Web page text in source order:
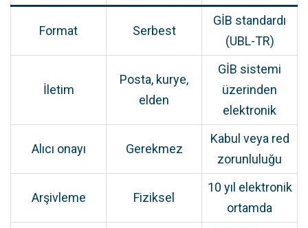
Format Serbest
GİB standardı
(UBL-TR)
İletim
Posta, kurye,
elden
GİB sistemi
üzerinden
elektronik
Alıcı onayı Gerekmez
Kabul veya red
zorunluluğu
Arşivleme Fiziksel
10 yıl elektronik
ortamda